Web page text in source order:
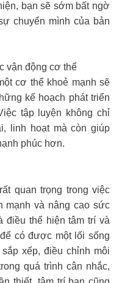
bạn sẽ sớm bất ngờ
chuyển mình của bản
vận động cơ thể
cơ thể khoẻ mạnh sẽ
kế hoạch phát triển
tập luyện không chỉ
linh hoạt mà còn giúp
phúc hơn.
quan trọng trong việc
mạnh và nâng cao sức
điều thể hiện tâm trí và
có được một lối sống
xếp, điều chỉnh môi
quá trình cân nhắc,